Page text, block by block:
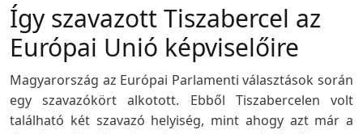
Így szavazott Tiszabercel az
Európai Unió képviselőire
Magyarország az Európai Parlamenti választások során
egy szavazókört alkotott. Ebből Tiszabercelen volt
található két szavazó helyiség, mint ahogy azt már a